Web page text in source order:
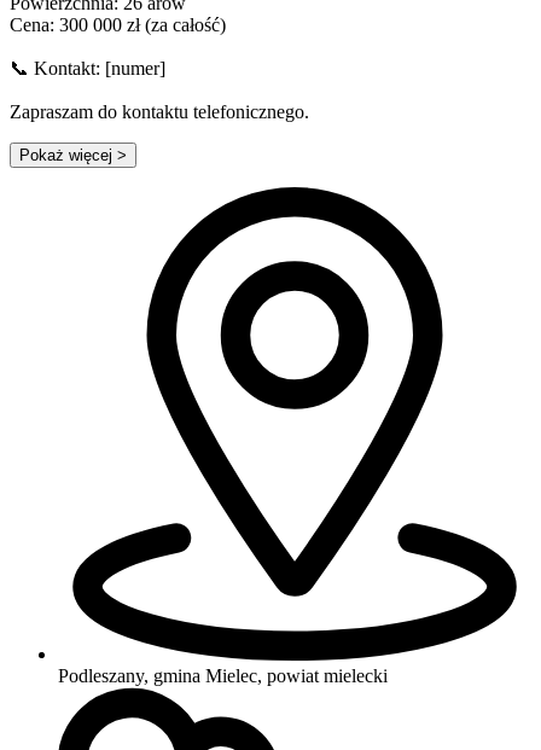
Cena: 300 000 zł (za całość)
📞 Kontakt: [numer]
Zapraszam do kontaktu telefonicznego.
Pokaż więcej >
Podleszany, gmina Mielec, powiat mielecki